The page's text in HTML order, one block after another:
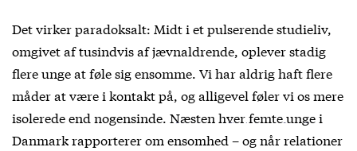
Det virker paradoksalt: Midt i et pulserende studieliv,
omgivet af tusindvis af jævnaldrende, oplever stadig
flere unge at føle sig ensomme. Vi har aldrig haft flere
måder at være i kontakt på, og alligevel føler vi os mere
isolerede end nogensinde. Næsten hver femte ungei
Danmark rapporterer om ensomhed – og når relationer